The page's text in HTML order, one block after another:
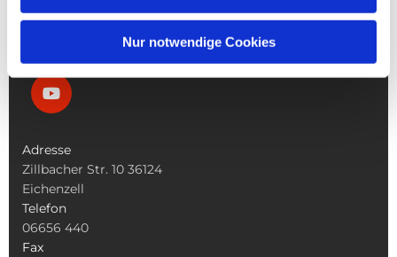
Nur notwendige Cookies
Adresse
Zillbacher Str. 10 36124
Eichenzell
Telefon
06656 440
Fax